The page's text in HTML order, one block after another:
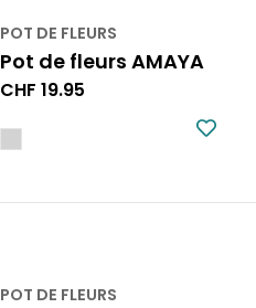
POT DE FLEURS
Pot de fleurs AMAYA
Prix
CHF 19.95
POT DE FLEURS